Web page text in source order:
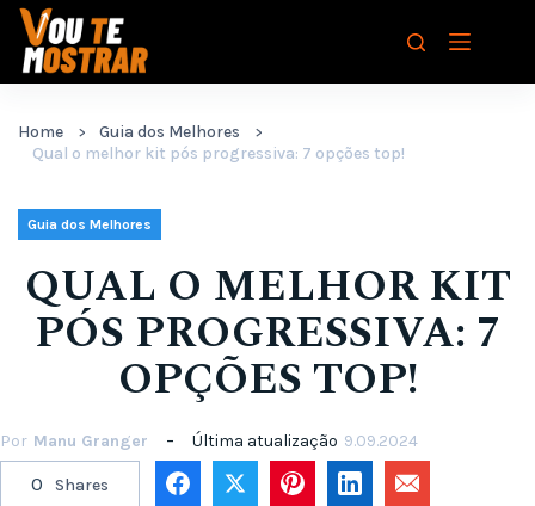
Pular
para
Home
Guia dos Melhores
Qual o melhor kit pós progressiva: 7 opções top!
Guia dos Melhores
QUAL O MELHOR KIT
PÓS PROGRESSIVA: 7
OPÇÕES TOP!
Por Manu Granger Última atualização 9.09.2024
0 Shares